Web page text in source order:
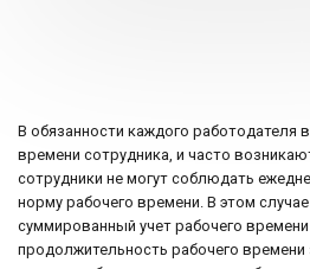
В обязанности каждого работодателя
времени сотрудника, и часто
сотрудники не могут соблюдать
норму рабочего времени. В этом
суммированный учет рабочего
продолжительность рабочего